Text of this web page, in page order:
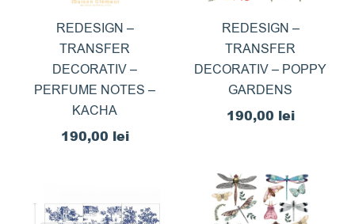
REDESIGN –
TRANSFER
DECORATIV –
PERFUME NOTES –
KACHA
190,00 lei
REDESIGN –
TRANSFER
DECORATIV – POPPY
GARDENS
190,00 lei